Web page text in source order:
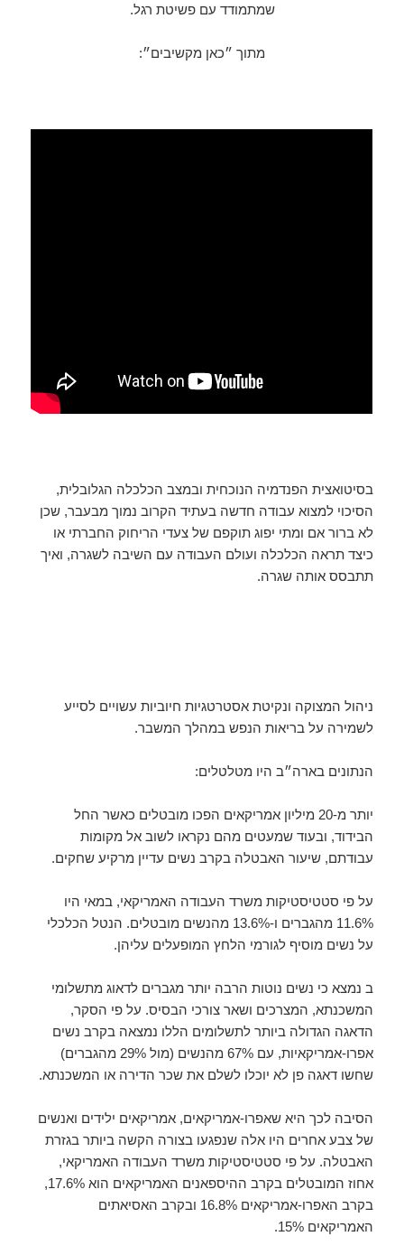
שמתמודד עם פשיטת רגל.
מתוך ״כאן מקשיבים״:
בסיטואצית הפנדמיה הנוכחית ובמצב הכלכלה הגלובלית,
הסיכוי למצוא עבודה חדשה בעתיד הקרוב נמוך מבעבר, שכן
לא ברור אם ומתי יפוג תוקפם של צעדי הריחוק החברתי או
כיצד תראה הכלכלה ועולם העבודה עם השיבה לשגרה, ואיך
תתבסס אותה שגרה.
ניהול המצוקה ונקיטת אסטרטגיות חיוביות עשויים לסייע
לשמירה על בריאות הנפש במהלך המשבר.
הנתונים בארה״ב היו מטלטלים:
יותר מ-20 מיליון אמריקאים הפכו מובטלים כאשר החל
הבידוד, ובעוד שמעטים מהם נקראו לשוב אל מקומות
עבודתם, שיעור האבטלה בקרב נשים עדיין מרקיע שחקים.
על פי סטטיסטיקות משרד העבודה האמריקאי, במאי היו
11.6% מהגברים ו-13.6% מהנשים מובטלים. הנטל הכלכלי
על נשים מוסיף לגורמי הלחץ המופעלים עליהן.
ב נמצא כי נשים נוטות הרבה יותר מגברים לדאוג מתשלומי
המשכנתא, המצרכים ושאר צורכי הבסיס. על פי הסקר,
הדאגה הגדולה ביותר לתשלומים הללו נמצאה בקרב נשים
אפרו-אמריקאיות, עם 67% מהנשים (מול 29% מהגברים)
שחשו דאגה פן לא יוכלו לשלם את שכר הדירה או המשכנתא.
הסיבה לכך היא שאפרו-אמריקאים, אמריקאים ילידים ואנשים
של צבע אחרים היו אלה שנפגעו בצורה הקשה ביותר בגזרת
האבטלה. על פי סטטיסטיקות משרד העבודה האמריקאי,
אחוז המובטלים בקרב ההיספאנים האמריקאים הוא 17.6%,
בקרב האפרו-אמריקאים 16.8% ובקרב האסיאתים
האמריקאים 15%.